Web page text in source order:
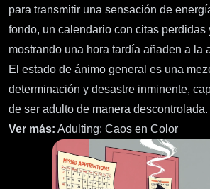
para transmitir una sensación de
fondo, un calendario con citas perdidas
mostrando una hora tardía añaden a la
El estado de ánimo general es una
determinación y desastre inminente,
de ser adulto de manera descontrolada.
Ver más: Adulting: Caos en Color